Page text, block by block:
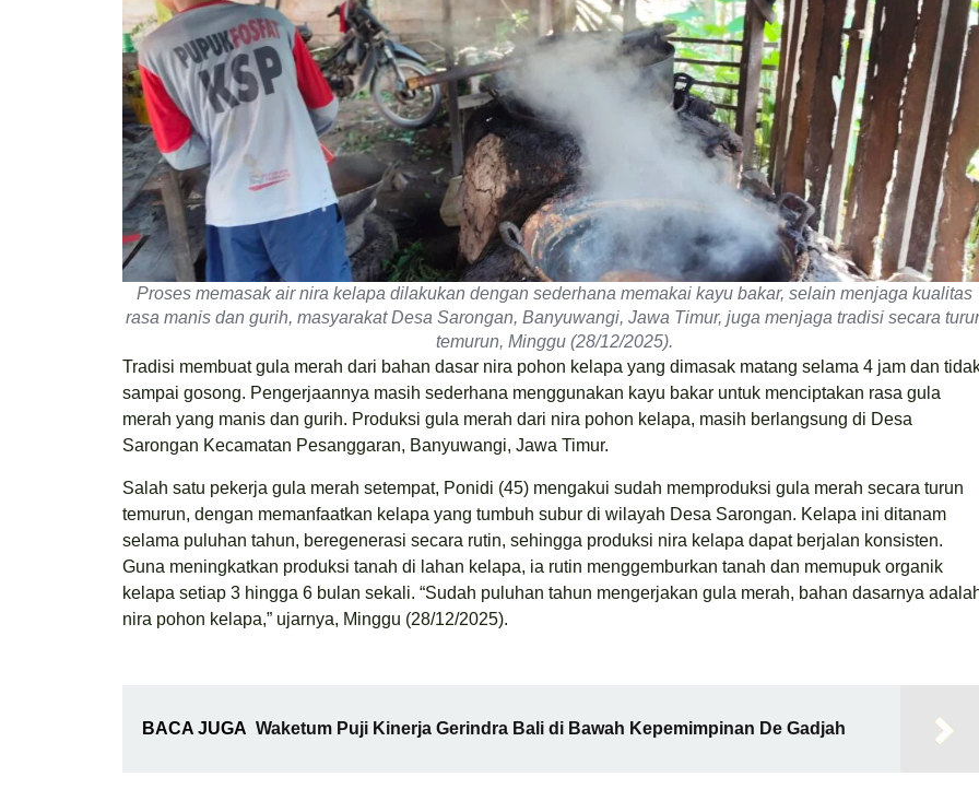
Proses memasak air nira kelapa dilakukan dengan sederhana memakai kayu bakar, selain menjaga kualitas
rasa manis dan gurih, masyarakat Desa Sarongan, Banyuwangi, Jawa Timur, juga menjaga tradisi secara
temurun, Minggu (28/12/2025).
Tradisi membuat gula merah dari bahan dasar nira pohon kelapa yang dimasak matang selama 4 jam dan
sampai gosong. Pengerjaannya masih sederhana menggunakan kayu bakar untuk menciptakan rasa gula
merah yang manis dan gurih. Produksi gula merah dari nira pohon kelapa, masih berlangsung di Desa
Sarongan Kecamatan Pesanggaran, Banyuwangi, Jawa Timur.
Salah satu pekerja gula merah setempat, Ponidi (45) mengakui sudah memproduksi gula merah secara turun
temurun, dengan memanfaatkan kelapa yang tumbuh subur di wilayah Desa Sarongan. Kelapa ini ditanam
selama puluhan tahun, beregenerasi secara rutin, sehingga produksi nira kelapa dapat berjalan konsisten.
Guna meningkatkan produksi tanah di lahan kelapa, ia rutin menggemburkan tanah dan memupuk organik
kelapa setiap 3 hingga 6 bulan sekali. “Sudah puluhan tahun mengerjakan gula merah, bahan dasarnya
nira pohon kelapa,” ujarnya, Minggu (28/12/2025).
BACA JUGA Waketum Puji Kinerja Gerindra Bali di Bawah Kepemimpinan De Gadjah